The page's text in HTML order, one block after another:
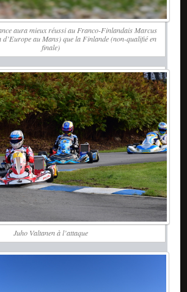
aura mieux réussi au Franco-Finlandais Marcus
au Mans) que la Finlande (non-qualifié en
finale)
Juho Valtanen à l’attaque